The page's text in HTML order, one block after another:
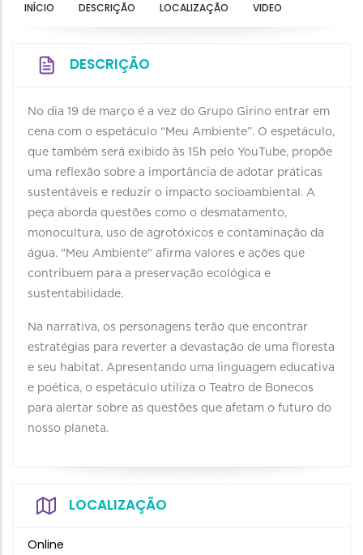
INÍCIO DESCRIÇÃO LOCALIZAÇÃO VIDEO
DESCRIÇÃO
No dia 19 de março é a vez do Grupo Girino entrar em
cena com o espetáculo “Meu Ambiente”. O espetáculo,
que também será exibido às 15h pelo YouTube, propõe
uma reflexão sobre a importância de adotar práticas
sustentáveis e reduzir o impacto socioambiental. A
peça aborda questões como o desmatamento,
monocultura, uso de agrotóxicos e contaminação da
água. "Meu Ambiente" afirma valores e ações que
contribuem para a preservação ecológica e
sustentabilidade.
Na narrativa, os personagens terão que encontrar
estratégias para reverter a devastação de uma floresta
e seu habitat. Apresentando uma linguagem educativa
e poética, o espetáculo utiliza o Teatro de Bonecos
para alertar sobre as questões que afetam o futuro do
nosso planeta.
LOCALIZAÇÃO
Online